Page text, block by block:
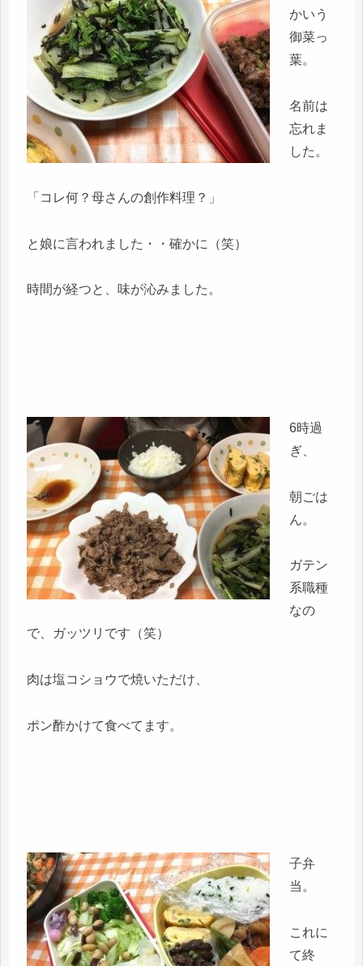
かいう
御菜っ
葉。
名前は
忘れま
した。
「コレ何？母さんの創作料理？」
と娘に言われました・・確かに（笑）
時間が経つと、味が沁みました。
6時過
ぎ、
朝ごは
ん。
ガテン
系職種
なの
で、ガッツリです（笑）
肉は塩コショウで焼いただけ、
ポン酢かけて食べてます。
子弁
当。
これに
て終